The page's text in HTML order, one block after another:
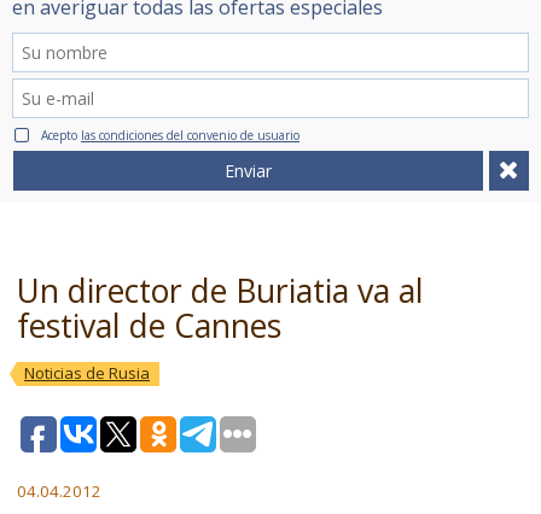
en averiguar todas las ofertas especiales
Acepto las condiciones del convenio de usuario
Enviar
Un director de Buriatia va al
festival de Cannes
Noticias de Rusia
04.04.2012